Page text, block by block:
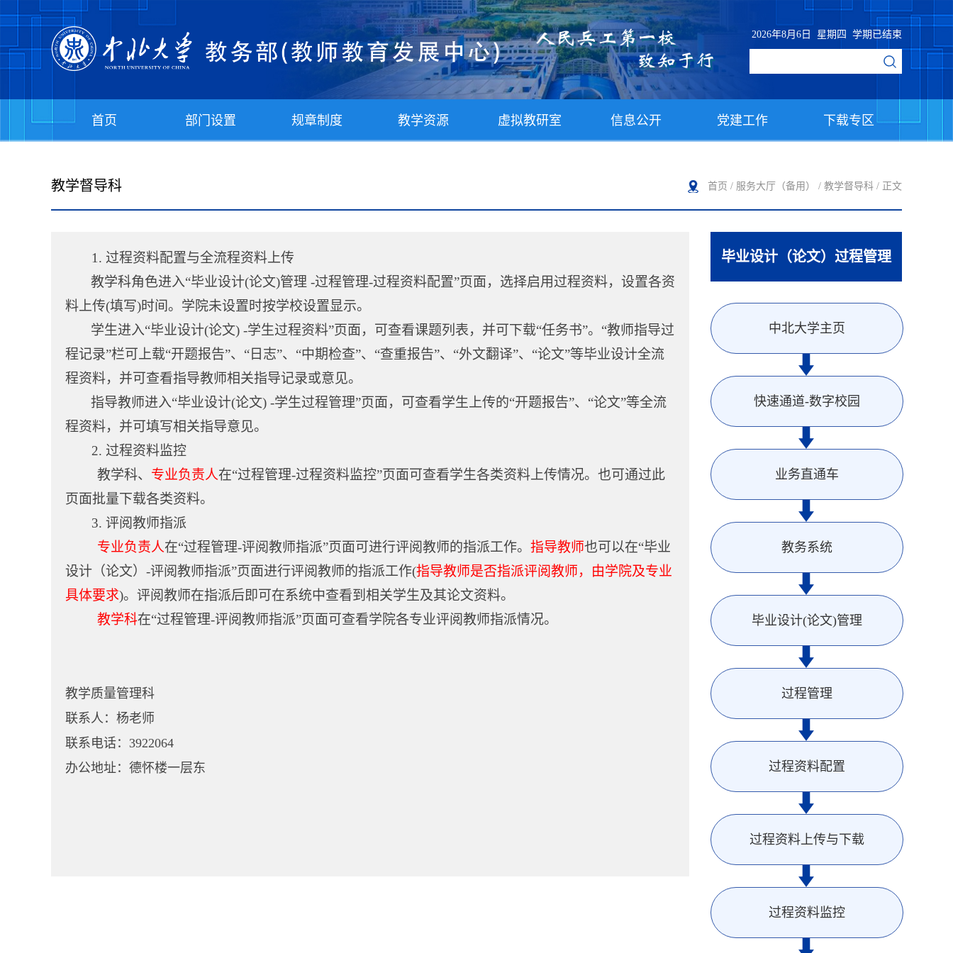
2026年8月6日 星期四 学期已结束
首页 部门设置 规章制度 教学资源 虚拟教研室 信息公开 党建工作 下载专区
教学督导科 首页 / 服务大厅（备用） / 教学督导科 / 正文
1. 过程资料配置与全流程资料上传
教学科角色进入“毕业设计(论文)管理 -过程管理-过程资料配置”页面，选择启用过程资料，设置各资
料上传(填写)时间。学院未设置时按学校设置显示。
学生进入“毕业设计(论文) -学生过程资料”页面，可查看课题列表，并可下载“任务书”。“教师指导过
程记录”栏可上载“开题报告”、“日志”、“中期检查”、“查重报告”、“外文翻译”、“论文”等毕业设计全流
程资料，并可查看指导教师相关指导记录或意见。
指导教师进入“毕业设计(论文) -学生过程管理”页面，可查看学生上传的“开题报告”、“论文”等全流
程资料，并可填写相关指导意见。
2. 过程资料监控
教学科、 专业负责人在“过程管理-过程资料监控”页面可查看学生各类资料上传情况。也可通过此
页面批量下载各类资料。
3. 评阅教师指派
专业负责人在“过程管理-评阅教师指派”页面可进行评阅教师的指派工作。 指导教师也可以在“毕业
设计（论文）-评阅教师指派”页面进行评阅教师的指派工作(指导教师是否指派评阅教师，由学院及专业
具体要求)。评阅教师在指派后即可在系统中查看到相关学生及其论文资料。
教学科在“过程管理-评阅教师指派”页面可查看学院各专业评阅教师指派情况。
教学质量管理科
联系人：杨老师
联系电话：3922064
办公地址：德怀楼一层东
毕业设计（论文）过程管理
中北大学主页
快速通道-数字校园
业务直通车
教务系统
毕业设计(论文)管理
过程管理
过程资料配置
过程资料上传与下载
过程资料监控